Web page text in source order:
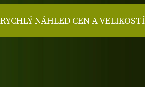
RYCHLÝ NÁHLED CEN A VELIKOSTÍ